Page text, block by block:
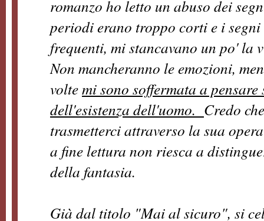
romanzo ho letto un abuso dei
periodi erano troppo corti e i
frequenti, mi stancavano un po' la
Non mancheranno le emozioni,
voltemi sono soffermata a
dell'esistenza dell'uomo. Credo
trasmetterci attraverso la sua
a fine lettura non riesca a
della fantasia.
Già dal titolo "Mai al sicuro", si